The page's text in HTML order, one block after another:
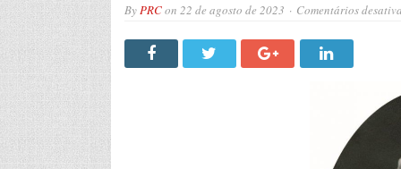
ByPRCon 22 de agosto de 2023 Comentários